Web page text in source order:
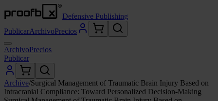
Defensive Publishing
PublicarArchivoPrecios
ArchivoPrecios
Publicar
Archive/Surgical Management of Traumatic Brain Injury Based on
Intracranial Compliance: Toward Personalized Decision-Making